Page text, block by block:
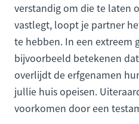
verstandig om die te laten
vastlegt, loopt je partner
te hebben. In een extreem
bijvoorbeeld betekenen
overlijdt de erfgenamen
jullie huis opeisen.
voorkomen door een